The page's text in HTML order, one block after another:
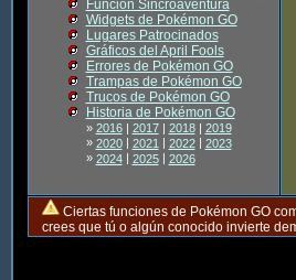
Función Sincroaventura
Widgets de Pokémon GO
Lugares Patrocinados
Gráficos del April Fools
Errores de Pokémon GO
Trampas de Pokémon GO
Trucos de Pokémon GO
Historia de Pokémon GO
» 2016| 2017| 2018| 2019
» 2020| 2021| 2022| 2023
» 2024| 2025| 2026
Ciertas funciones de Pokémon GO
crees que tú o algún conocido invierte